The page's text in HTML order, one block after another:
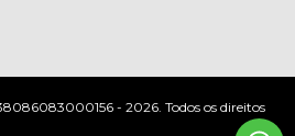
- 2026. Todos os direitos